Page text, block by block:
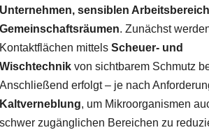
Unternehmen, sensiblen
Gemeinschaftsräumen. Zunächst
Kontaktflächen mittels Scheuer- und
Wischtechnikvon sichtbarem Schmutz
Anschließend erfolgt – je nach
Kaltverneblung, um Mikroorganismen
schwer zugänglichen Bereichen zu